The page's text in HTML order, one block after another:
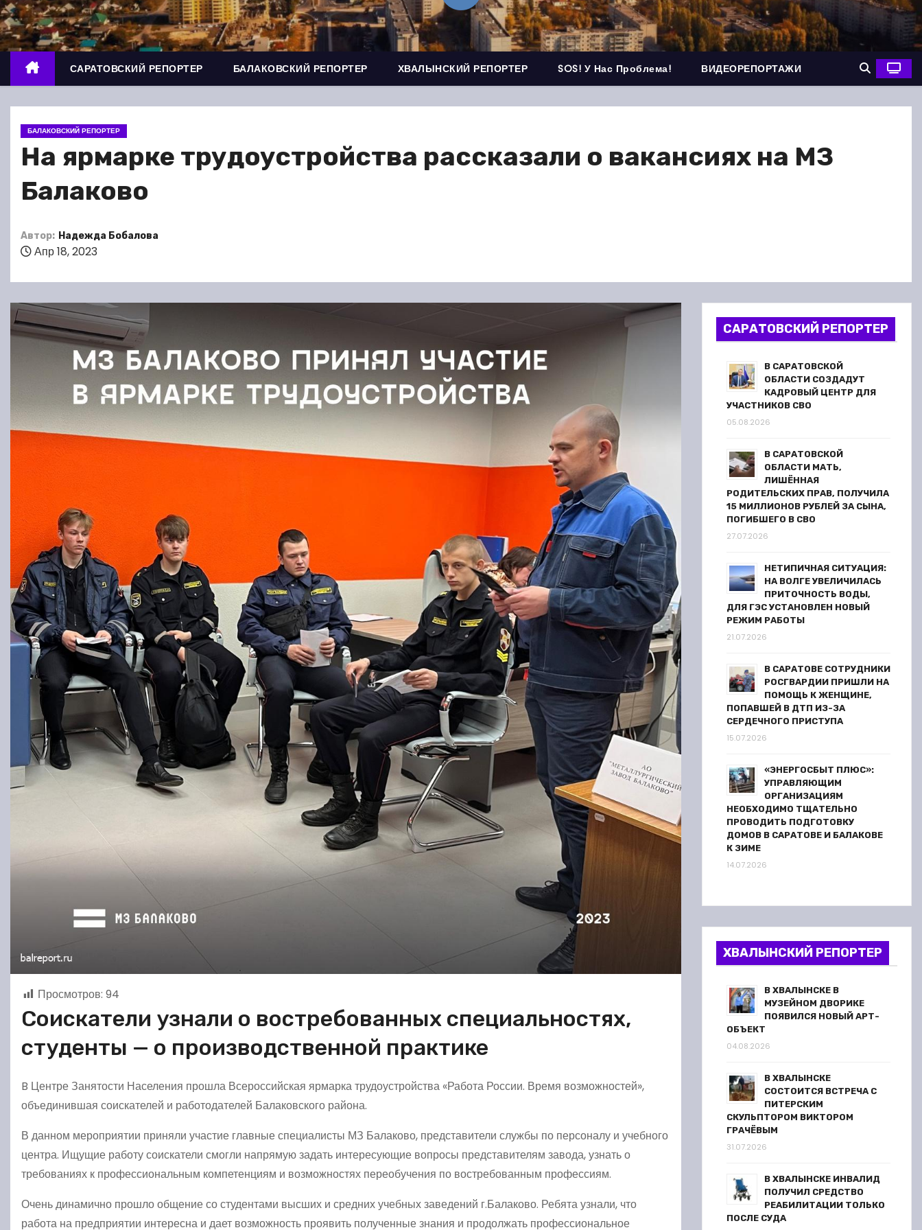
о
м
у
САРАТОВСКИЙ РЕПОРТЕР БАЛАКОВСКИЙ РЕПОРТЕР ХВАЛЫНСКИЙ РЕПОРТЕР SOS! У Нас Проблема! ВИДЕОРЕПОРТАЖИ
БАЛАКОВСКИЙ РЕПОРТЕР
На ярмарке трудоустройства рассказали о вакансиях на МЗ
Балаково
Автор: Надежда Бобалова
Апр 18, 2023
Просмотров: 94
Соискатели узнали о востребованных специальностях,
студенты — о производственной практике
B Центре Занятости Населения прошла Всероссийская ярмарка трудоустройства «Работа России. Время возможностей»,
объединившая соискателей и работодателей Балаковского района.
В данном мероприятии приняли участие главные специалисты МЗ Балаково, представители службы по персоналу и учебного
центра. Ищущие работу соискатели смогли напрямую задать интересующие вопросы представителям завода, узнать о
требованиях к профессиональным компетенциям и возможностях переобучения по востребованным профессиям.
Очень динамично прошло общение со студентами высших и средних учебных заведений г.Балаково. Ребята узнали, что
работа на предприятии интересна и дает возможность проявить полученные знания и продолжать профессиональное
САРАТОВСКИЙ РЕПОРТЕР
В САРАТОВСКОЙ
ОБЛАСТИ СОЗДАДУТ
КАДРОВЫЙ ЦЕНТР ДЛЯ
УЧАСТНИКОВ СВО
05.08.2026
В САРАТОВСКОЙ
ОБЛАСТИ МАТЬ,
ЛИШЁННАЯ
РОДИТЕЛЬСКИХ ПРАВ, ПОЛУЧИЛА
15 МИЛЛИОНОВ РУБЛЕЙ ЗА СЫНА,
ПОГИБШЕГО В СВО
27.07.2026
НЕТИПИЧНАЯ СИТУАЦИЯ:
НА ВОЛГЕ УВЕЛИЧИЛАСЬ
ПРИТОЧНОСТЬ ВОДЫ,
ДЛЯ ГЭС УСТАНОВЛЕН НОВЫЙ
РЕЖИМ РАБОТЫ
21.07.2026
В САРАТОВЕ СОТРУДНИКИ
РОСГВАРДИИ ПРИШЛИ НА
ПОМОЩЬ К ЖЕНЩИНЕ,
ПОПАВШЕЙ В ДТП ИЗ-ЗА
СЕРДЕЧНОГО ПРИСТУПА
15.07.2026
«ЭНЕРГОСБЫТ ПЛЮС»:
УПРАВЛЯЮЩИМ
ОРГАНИЗАЦИЯМ
НЕОБХОДИМО ТЩАТЕЛЬНО
ПРОВОДИТЬ ПОДГОТОВКУ
ДОМОВ В САРАТОВЕ И БАЛАКОВЕ
К ЗИМЕ
14.07.2026
ХВАЛЫНСКИЙ РЕПОРТЕР
В ХВАЛЫНСКЕ В
МУЗЕЙНОМ ДВОРИКЕ
ПОЯВИЛСЯ НОВЫЙ АРТ-
ОБЪЕКТ
04.08.2026
В ХВАЛЫНСКЕ
СОСТОИТСЯ ВСТРЕЧА С
ПИТЕРСКИМ
СКУЛЬПТОРОМ ВИКТОРОМ
ГРАЧЁВЫМ
31.07.2026
В ХВАЛЫНСКЕ ИНВАЛИД
ПОЛУЧИЛ СРЕДСТВО
РЕАБИЛИТАЦИИ ТОЛЬКО
ПОСЛЕ СУДА